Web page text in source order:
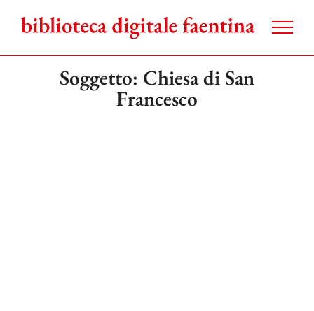
contenuto
Soggetto: Chiesa di San
Francesco